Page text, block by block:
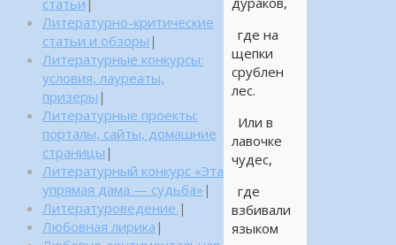
где на
щепки
срублен
лес.
Или в
лавочке
чудес,
где
взбивали
языком
статьи |
Литературно-критические
статьи и обзоры |
Литературные конкурсы:
условия, лауреаты,
призеры |
Литературные проекты:
порталы, сайты, домашние
страницы |
Литературный конкурс «Эта
упрямая дама — судьба» |
Литературоведение. |
Любовная лирика |